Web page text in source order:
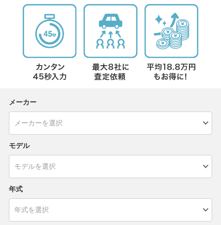
メーカー
モデル
年式